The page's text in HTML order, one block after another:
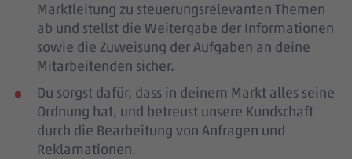
Marktleitung zu steuerungsrelevanten Themen
ab und stellst die Weitergabe der Informationen
sowie die Zuweisung der Aufgaben an deine
Mitarbeitenden sicher.
Du sorgst dafür, dass in deinem Markt alles seine
Ordnung hat, und betreust unsere Kundschaft
durch die Bearbeitung von Anfragen und
Reklamationen.